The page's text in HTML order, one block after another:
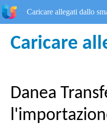
Caricare allegati dallo
Caricare
Danea